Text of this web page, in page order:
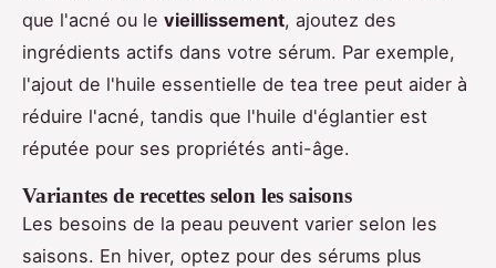
que l'acné ou le vieillissement, ajoutez des
ingrédients actifs dans votre sérum. Par exemple,
l'ajout de l'huile essentielle de tea tree peut aider à
réduire l'acné, tandis que l'huile d'églantier est
réputée pour ses propriétés anti-âge.
Variantes de recettes selon les saisons
Les besoins de la peau peuvent varier selon les
saisons. En hiver, optez pour des sérums plus